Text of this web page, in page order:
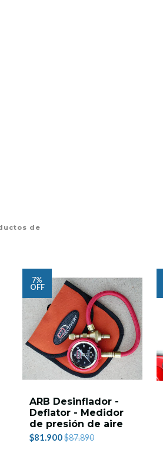
de
7%
OFF
ARB Desinflador -
Deflator - Medidor
de presión de aire
$81.900$87.890